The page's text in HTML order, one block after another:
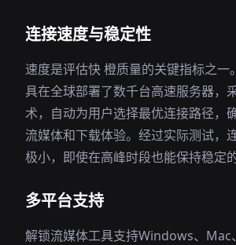
连接速度与稳定性
速度是评估快 橙质量的关键指标之一
具在全球部署了数千台高速服务器，
术，自动为用户选择最优连接路径，
流媒体和下载体验。经过实际测试，
极小，即使在高峰时段也能保持稳定
多平台支持
解锁流媒体工具支持Windows、